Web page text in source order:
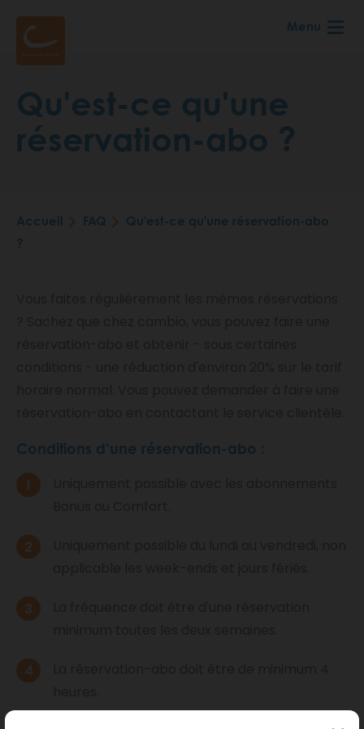
Menu
Qu'est-ce qu'une
réservation-abo ?
Fil
Accueil FAQ
Qu'est-ce qu'une réservation-abo
?
Conditions d’une réservation-abo :